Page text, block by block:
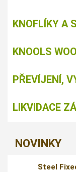
KNOFLÍKY A
KNOOLS
PŘEVÍJENÍ,
LIKVIDACE
NOVINKY
Steel